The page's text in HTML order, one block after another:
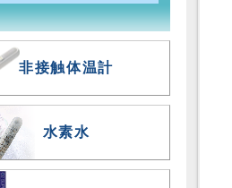
非接触体温計
水素水